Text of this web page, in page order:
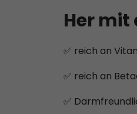
Her mit
✅ reich an
✅ reich an
✅